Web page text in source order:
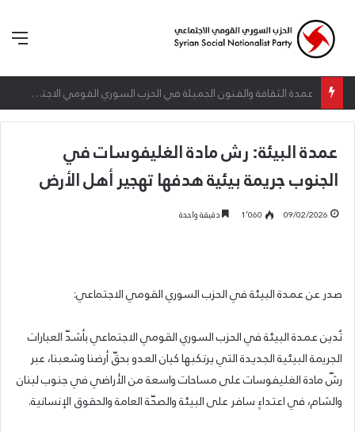
إطلاق المرصد الحقوقي القومي لمقاومة التطبيع تحت شعار: “سعادة لكل الأحرار”
عمدة البيئة: رش مادة الغليفوسات في
الجنوب جريمة بيئية هدفها تهجير أهل الأرض
09/02/2026 1٬060 دقيقة واحدة
صدر عن عمدة البيئة في الحزب السوري القومي الاجتماعي:
تُدين عمدة البيئة في الحزب السوري القومي الاجتماعي بأشدّ العبارات
الجريمة البيئية الجديدة التي يرتكبها كيان العدو بحقّ أرضنا وشعبنا، عبر
رشّ مادة الغليفوسات على مساحات واسعة من الأراضي في جنوب لبنان
والشام، في اعتداءٍ سافر على البيئة والصحّة العامة والحقوق الإنسانية.